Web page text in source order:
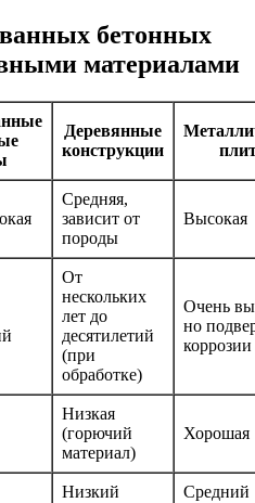
бетонных
материалами
Деревянные
конструкции
Средняя,
зависит от
породы
Высокая
От
нескольких
лет до
десятилетий
(при
обработке)
Очень
но
коррозии
Низкая
(горючий
материал)
Хорошая
Низкий Средний